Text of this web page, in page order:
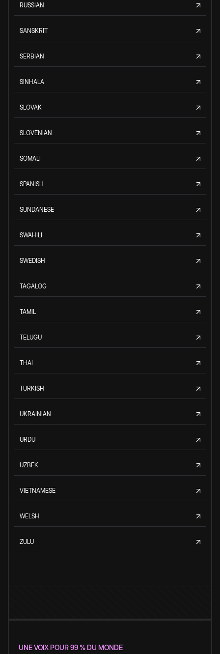
RUSSIAN
SANSKRIT
SERBIAN
SINHALA
SLOVAK
SLOVENIAN
SOMALI
SPANISH
SUNDANESE
SWAHILI
SWEDISH
TAGALOG
TAMIL
TELUGU
THAI
TURKISH
UKRAINIAN
URDU
UZBEK
VIETNAMESE
WELSH
ZULU
UNE VOIX POUR 99 % DU MONDE